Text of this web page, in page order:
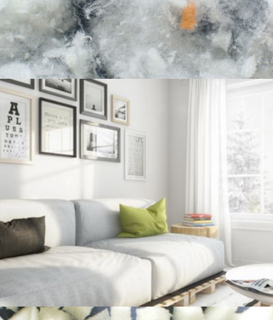
coussins